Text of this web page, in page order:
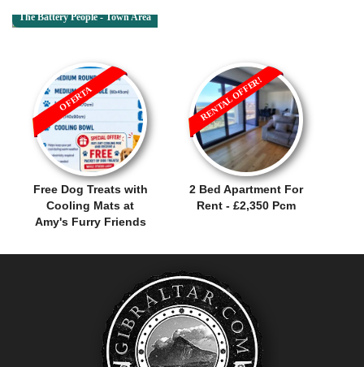
The Battery People - Town Area
Free Dog Treats with
Cooling Mats at
Amy's Furry Friends
OFERTA
2 Bed Apartment For
Rent - £2,350 Pcm
RENTAL OFFER!